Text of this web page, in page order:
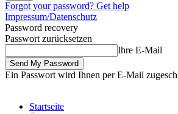
Forgot your password? Get help
Impressum/Datenschutz
Password recovery
Passwort zurücksetzen
Ihre E-Mail
Ein Passwort wird Ihnen per E-Mail
Startseite